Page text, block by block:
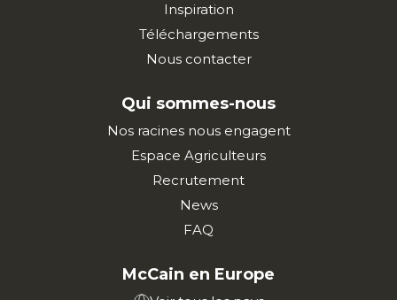
Inspiration
Téléchargements
Nous contacter
Qui sommes-nous
Nos racines nous engagent
Espace Agriculteurs
Recrutement
News
FAQ
McCain en Europe